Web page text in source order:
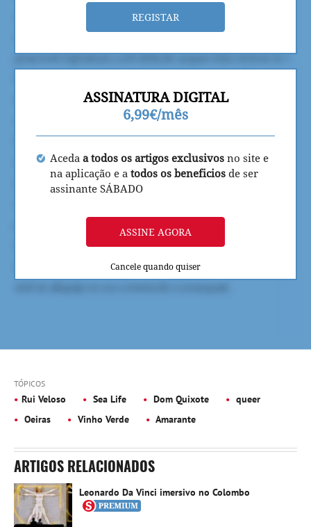
REGISTAR
ASSINATURA DIGITAL
6,99€/mês
Aceda a todos os artigos exclusivos no site e
na aplicação e a todos os beneficios de ser
assinante SÁBADO
ASSINE AGORA
Cancele quando quiser
TÓPICOS
Rui Veloso Sea Life Dom Quixote
queer
Oeiras
Vinho Verde Amarante
ARTIGOS RELACIONADOS
Leonardo Da Vinci imersivo no Colombo